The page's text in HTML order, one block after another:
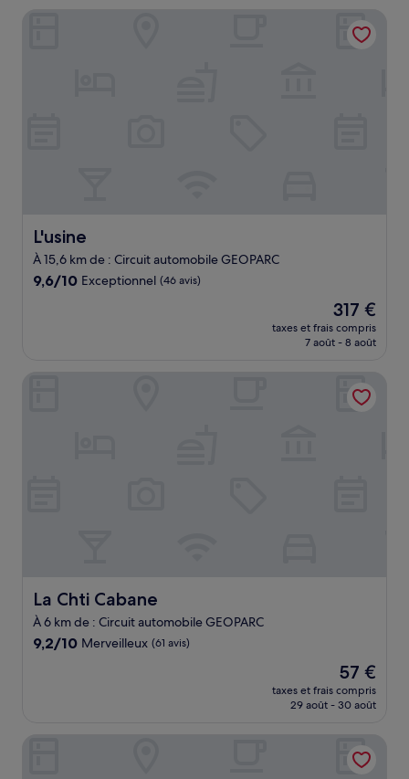
de
109 €
L'usine
L'usine
À 15,6 km de : Circuit automobile GEOPARC
9.6
9,6/10 Exceptionnel (46 avis)
Le
nouveau
prix
de
317 €
317 €
taxes et frais compris
7 août - 8 août
La Chti Cabane
La Chti Cabane
À 6 km de : Circuit automobile GEOPARC
9.2
9,2/10 Merveilleux (61 avis)
Le
nouveau
prix
de
57 €
57 €
taxes et frais compris
29 août - 30 août